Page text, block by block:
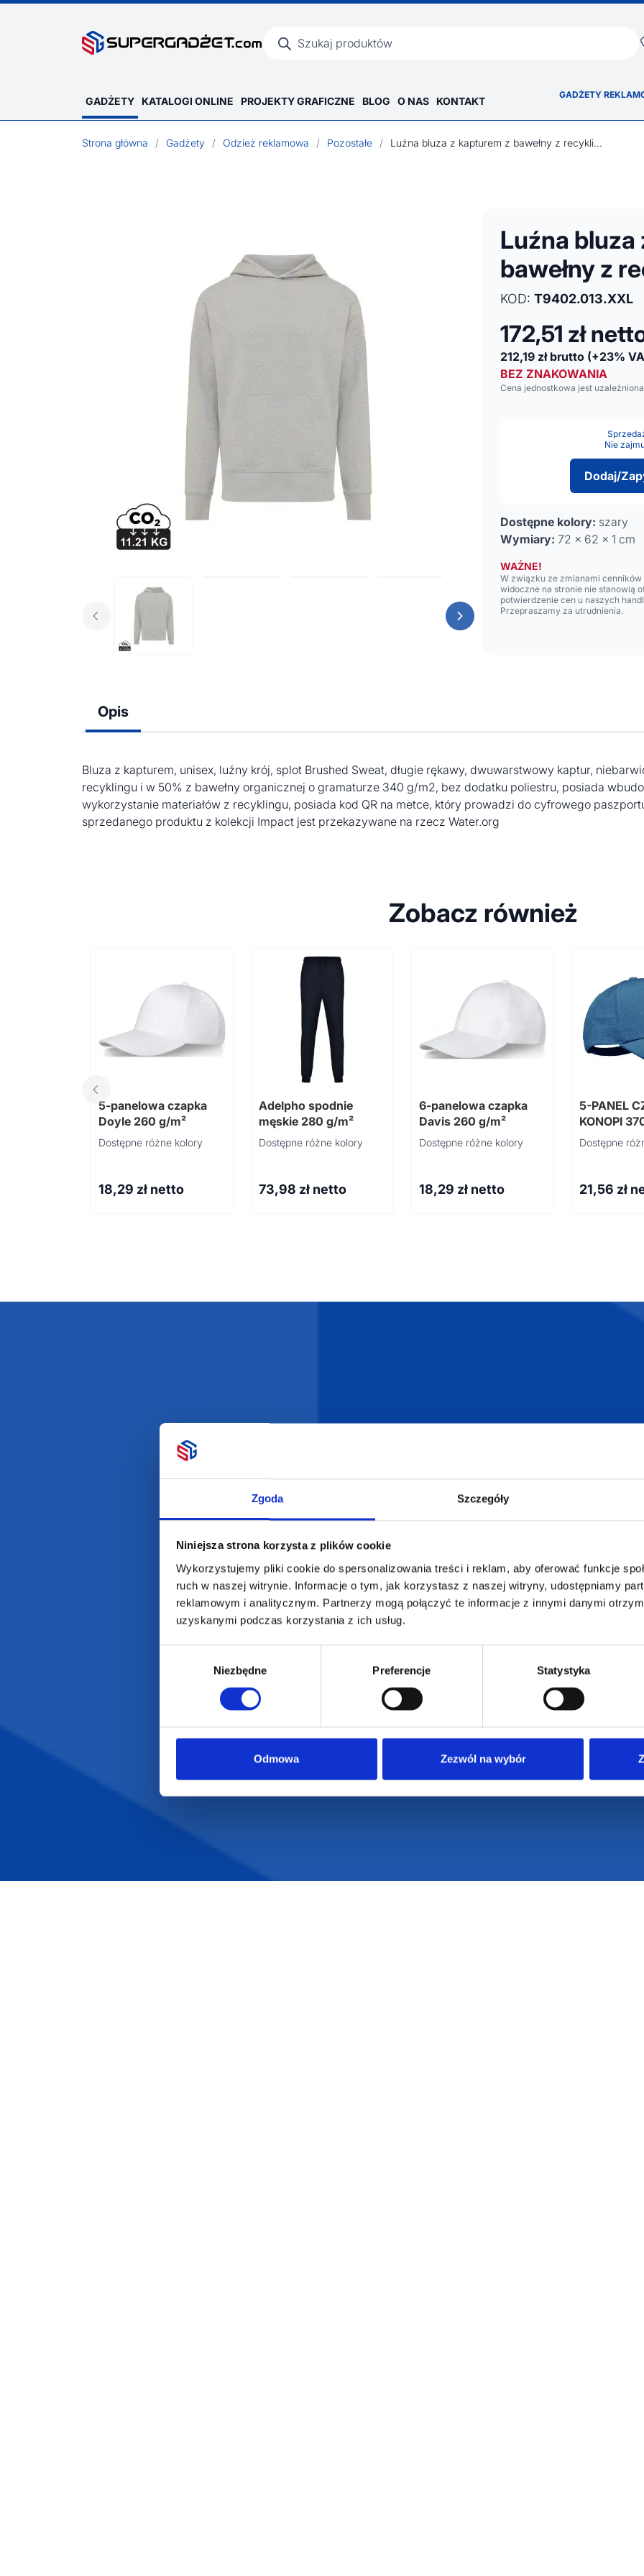
Zgoda Szczegóły
Niniejsza strona korzysta z plików cookie
Wykorzystujemy pliki cookie do spersonalizowania treści i reklam, aby oferować funkcje
ruch w naszej witrynie. Informacje o tym, jak korzystasz z naszej witryny, udostępniamy
reklamowym i analitycznym. Partnerzy mogą połączyć te informacje z innymi danymi
uzyskanymi podczas korzystania z ich usług.
Niezbędne Preferencje Statystyka
Odmowa Zezwól na wybór
produktów
GADŻETY KATALOGI ONLINE PROJEKTY GRAFICZNE BLOG O NAS KONTAKT GADŻETY
Strona główna / Gadżety / Odzież reklamowa / Pozostałe / Luźna bluza z kapturem z bawełny z recyklingu Iqoniq Yoho
Luźna
bawełny z
KOD: T9402.013.XXL
172,51 zł
212,19 zł brutto (+23%
BEZ ZNAKOWANIA
Cena jednostkowa jest
Nie
Dodaj/
Dostępne kolory: szary
Wymiary: 72 x 62 x 1 cm
WAŻNE!
W związku ze zmianami
widoczne na stronie nie stanowią
potwierdzenie cen u naszych
Przepraszamy za utrudnienia.
Opis
Bluza z kapturem, unisex, luźny krój, splot Brushed Sweat, długie rękawy, dwuwarstwowy kaptur,
recyklingu i w 50% z bawełny organicznej o gramaturze 340 g/m2, bez dodatku poliestru, posiada
wykorzystanie materiałów z recyklingu, posiada kod QR na metce, który prowadzi do cyfrowego
sprzedanego produktu z kolekcji Impact jest przekazywane na rzecz Water.org
Zobacz również
5-panelowa czapka
Doyle 260 g/m²
Dostępne różne kolory
18,29 zł netto
Adelpho spodnie
męskie 280 g/m²
Dostępne różne kolory
73,98 zł netto
6-panelowa czapka
Davis 260 g/m²
Dostępne różne kolory
18,29 zł netto
5-PANEL
KONOPI
CAP
Dostępne
21,56 zł
O Nas
Katalogi online
Jak zamawiać?
Regulamin strony
Polityka prywatności